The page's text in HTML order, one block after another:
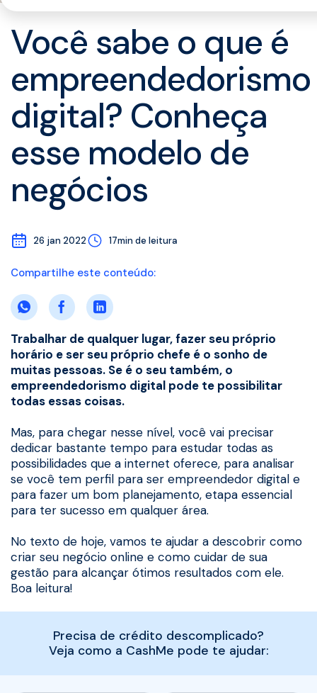
Você sabe o que é
empreendedorismo
digital? Conheça
esse modelo de
negócios
26 jan 2022 17min de leitura
Trabalhar de qualquer lugar, fazer seu próprio
horário e ser seu próprio chefe é o sonho de
muitas pessoas. Se é o seu também, o
empreendedorismo digital pode te possibilitar
todas essas coisas.
Mas, para chegar nesse nível, você vai precisar
dedicar bastante tempo para estudar todas as
possibilidades que a internet oferece, para analisar
se você tem perfil para ser empreendedor digital e
para fazer um bom planejamento, etapa essencial
para ter sucesso em qualquer área.
No texto de hoje, vamos te ajudar a descobrir como
criar seu negócio online e como cuidar de sua
gestão para alcançar ótimos resultados com ele.
Boa leitura!
Precisa de crédito descomplicado?
Veja como a CashMe pode te ajudar:
Compartilhe este conteúdo: